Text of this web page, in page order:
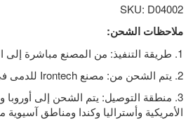
SKU: D04002
ملاحظات الشحن:
1. طريقة التنفيذ: من المصنع مباشرة إلى العلامة التجارية الصينية.
2. يتم الشحن من: مصنع Irontech للدمى في الصين.
3. منطقة التوصيل: يتم الشحن إلى أوروبا
الأمريكية وأستراليا وكندا ومناطق آسيوية